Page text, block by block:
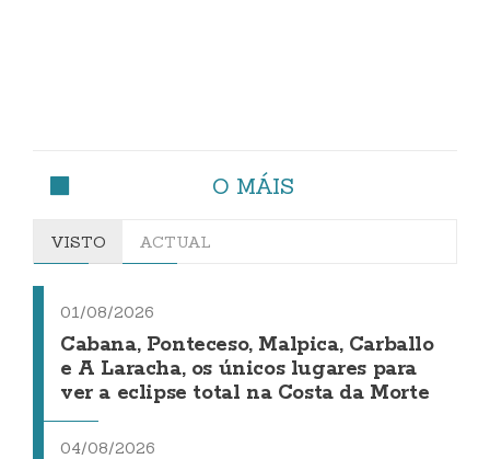
O MÁIS
VISTO ACTUAL
01/08/2026
Cabana, Ponteceso, Malpica, Carballo
e A Laracha, os únicos lugares para
ver a eclipse total na Costa da Morte
04/08/2026